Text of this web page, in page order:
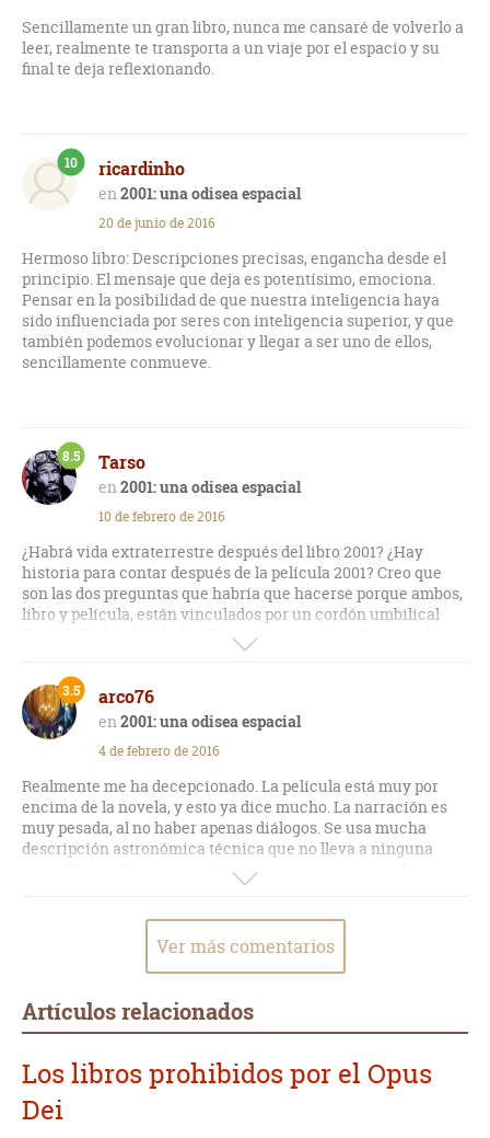
Sencillamente un gran libro, nunca me cansaré de volverlo a
leer, realmente te transporta a un viaje por el espacio y su
final te deja reflexionando.
ricardinho
2001: una odisea espacial
10
20 de junio de 2016
Hermoso libro: Descripciones precisas, engancha desde el
principio. El mensaje que deja es potentísimo, emociona.
Pensar en la posibilidad de que nuestra inteligencia haya
sido influenciada por seres con inteligencia superior, y que
también podemos evolucionar y llegar a ser uno de ellos,
sencillamente conmueve.
Tarso
2001: una odisea espacial
8.5
10 de febrero de 2016
¿Habrá vida extraterrestre después del libro 2001? ¿Hay
historia para contar después de la película 2001? Creo que
son las dos preguntas que habría que hacerse porque ambos,
libro y película, están vinculados por un cordón umbilical
llamado Kubrick- Clarke. Porque primero fue el guión y luego
el libro. O los libros de la saga 2001. Que son cuatro en total.
Parece que Artur tenía tela para contar después de colaborar
en el guión. Y aquí si, el orden de los factores altera el
producto. Porque al revés de lo habitual, es el guión de una
película que genera la novela de ciencia ficción que mas allá
de sus altibajos, es altamente recomendable leer para
terminar de entender una críptica película con un final
abierto puesto que la novela es detallista y explícita. Si sos
fan de la ciencia ficción y ya viste la película y te gusto, no se
puede dejar de leer la novela.
arco76
2001: una odisea espacial
3.5
4 de febrero de 2016
Realmente me ha decepcionado. La película está muy por
encima de la novela, y esto ya dice mucho. La narración es
muy pesada, al no haber apenas diálogos. Se usa mucha
descripción astronómica técnica que no lleva a ninguna
parte. Y por si fuera poco, lo más interesante, que es la
interacción del superordenador HAL con los protagonistas,
tratado debidamente. Lo pude terminar a duras penas.
Ver más comentarios
Artículos relacionados
Los libros prohibidos por el Opus
Dei